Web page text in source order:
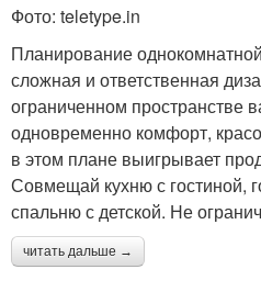
Фото: teletype.in
Планирование
сложная и ответственная
ограниченном пространстве
одновременно комфорт,
в этом плане выигрывает
Совмещай кухню с гостиной,
спальню с детской. Не
читать дальше →